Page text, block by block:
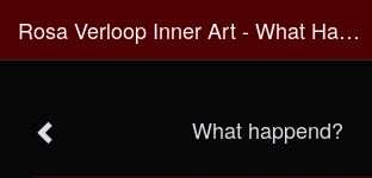
Rosa Verloop Inner Art - What Happend?
What happend?